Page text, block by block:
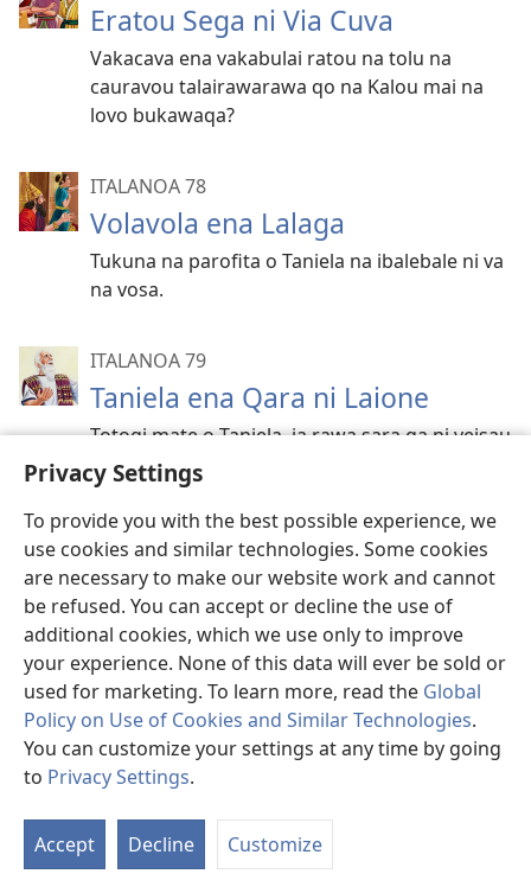
Privacy Settings
To provide you with the best possible experience, we
use cookies and similar technologies. Some cookies
are necessary to make our website work and cannot
be refused. You can accept or decline the use of
additional cookies, which we use only to improve
your experience. None of this data will ever be sold or
used for marketing. To learn more, read the Global
Policy on Use of Cookies and Similar Technologies.
You can customize your settings at any time by going
to Privacy Settings.
Accept Decline Customize
Eratou Sega ni Via Cuva
Vakacava ena vakabulai ratou na tolu na
cauravou talairawarawa qo na Kalou mai na
lovo bukawaqa?
ITALANOA 78
Volavola ena Lalaga
Tukuna na parofita o Taniela na ibalebale ni va
na vosa.
ITALANOA 79
Taniela ena Qara ni Laione
Totogi mate o Taniela, ia rawa sara ga ni veisau
na kena itotogi?
ITALANOA 80
Biuti Papiloni na Tamata ni Kalou
Vakayacora e dua na parofisai o Tui Sairusi e
Perisia ni vakavuai Papiloni, ia qo e vakayacora
tale e dua.
ITALANOA 81
Nuitaka na Veivuke ni Kalou
vakatamata mera talairawarawa kina vua na
Kalou. Vakacava ena vakalougatataki ira kina